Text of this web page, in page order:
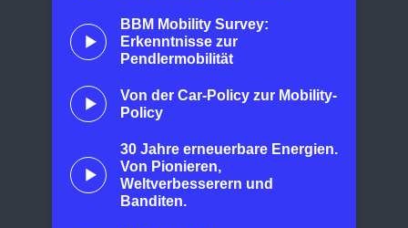
BBM Mobility Survey:
Erkenntnisse zur
Pendlermobilität
Von der Car-Policy zur Mobility-
Policy
30 Jahre erneuerbare Energien.
Von Pionieren,
Weltverbesserern und
Banditen.